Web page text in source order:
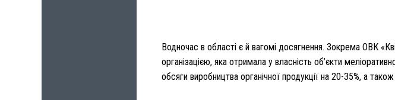
Водночас в області є й вагомі досягнення. Зокрема ОВК
організацією, яка отримала у власність об’єкти
обсяги виробництва органічної продукції на 20-35%, а